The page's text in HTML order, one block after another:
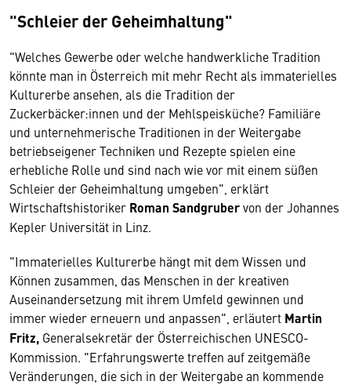
"Schleier der Geheimhaltung"
"Welches Gewerbe oder welche handwerkliche Tradition
könnte man in Österreich mit mehr Recht als immaterielles
Kulturerbe ansehen, als die Tradition der
Zuckerbäcker:innen und der Mehlspeisküche? Familiäre
und unternehmerische Traditionen in der Weitergabe
betriebseigener Techniken und Rezepte spielen eine
erhebliche Rolle und sind nach wie vor mit einem süßen
Schleier der Geheimhaltung umgeben", erklärt
Wirtschaftshistoriker Roman Sandgrubervon der Johannes
Kepler Universität in Linz.
"Immaterielles Kulturerbe hängt mit dem Wissen und
Können zusammen, das Menschen in der kreativen
Auseinandersetzung mit ihrem Umfeld gewinnen und
immer wieder erneuern und anpassen", erläutert Martin
Fritz, Generalsekretär der Österreichischen UNESCO-
Kommission. "Erfahrungswerte treffen auf zeitgemäße
Veränderungen, die sich in der Weitergabe an kommende